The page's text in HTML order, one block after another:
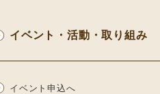
イベント・活動・取り組み
イベント申込へ